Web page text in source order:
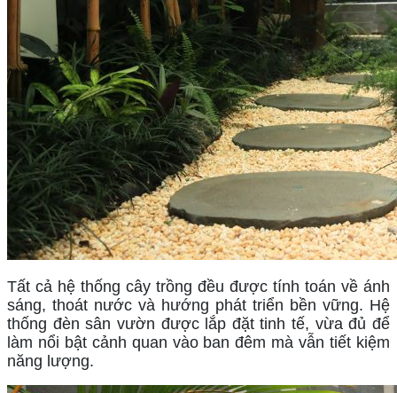
Tất cả hệ thống cây trồng đều được tính toán về ánh
sáng, thoát nước và hướng phát triển bền vững. Hệ
thống đèn sân vườn được lắp đặt tinh tế, vừa đủ để
làm nổi bật cảnh quan vào ban đêm mà vẫn tiết kiệm
năng lượng.